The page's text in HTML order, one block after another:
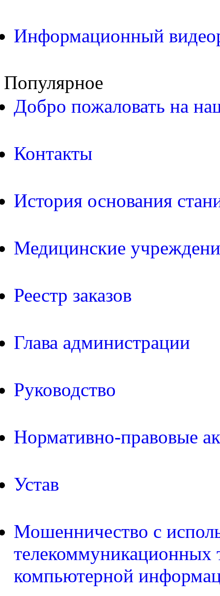
Информационный
Популярное
Добро пожаловать на
Контакты
История основания
Медицинские
Реестр заказов
Глава администрации
Руководство
Нормативно-правовые
Устав
Мошенничество с
телекоммуникационных
компьютерной